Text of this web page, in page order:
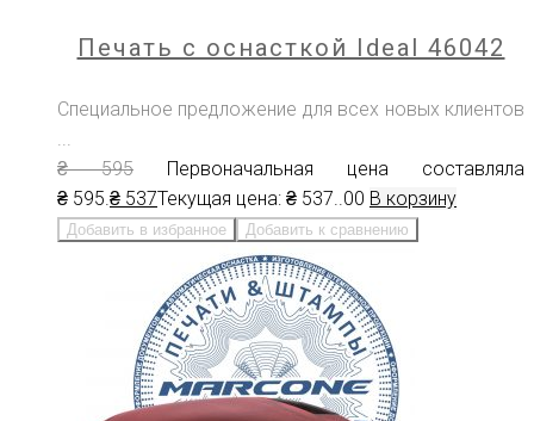
Печать с оснасткой Ideal 46042
Специальное предложение для всех новых клиентов
...
₴595
Первоначальная цена составляла
₴ 595.₴ 537Текущая цена: ₴ 537..00 В корзину
Добавить в избранное Добавить к сравнению